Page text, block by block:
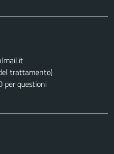
trattamento)
per questioni